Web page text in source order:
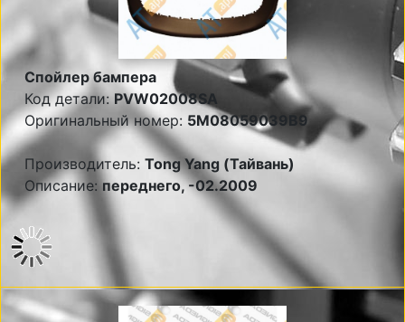
Спойлер бампера
Код детали:PVW02008SA
Оригинальный номер: 5M08059039B9
Производитель: Tong Yang (Тайвань)
Описание: переднего, -02.2009